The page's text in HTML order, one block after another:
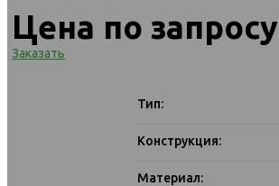
Цена по запросу
Заказать
Тип:
Конструкция:
Материал: